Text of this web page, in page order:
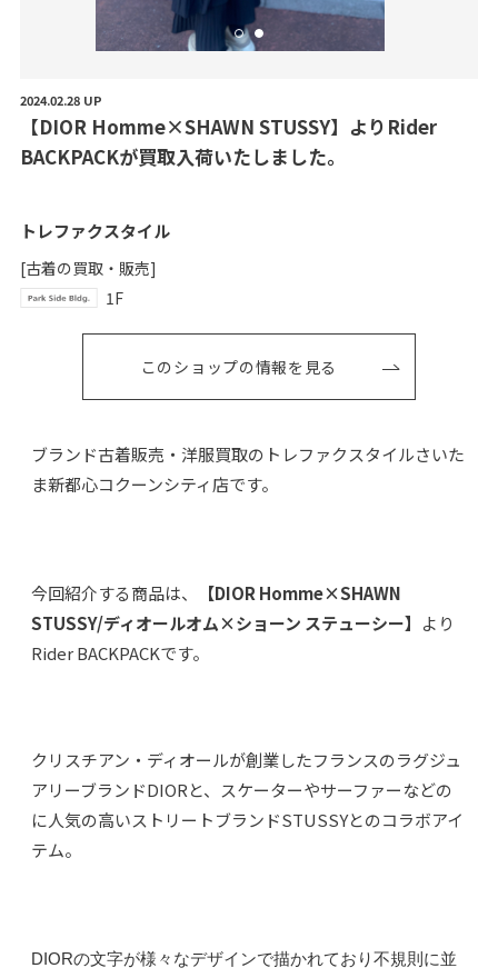
2024.02.28 UP
【DIOR Homme×SHAWN STUSSY】 よ り Rider
BACKPACKが買取入荷いたしま した。
トレファクスタイル
[古着の買取・販売]
1F
このショップの情報を見る
ブランド古着販売・洋服買取のトレファクスタイルさいた
ま新都心コクーンシティ店です。
今回紹介する商品は、
【DIOR Homme×SHAWN
STUSSY/ディオールオム×ショーン ステューシー】 より
Rider BACKPACKです。
クリスチアン・ディオールが創業したフランスのラグジュ
アリーブランドDIORと、スケーターやサーファーなどの
に人気の高いストリートブランドSTUSSYとのコラボアイ
テム。
DIORの文字が様々なデザインで描かれており不規則に並